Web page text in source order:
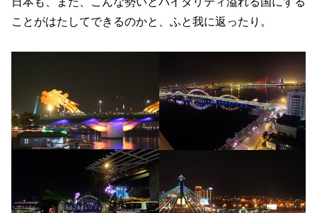
ことがはたしてできるのかと、ふと我に返ったり。